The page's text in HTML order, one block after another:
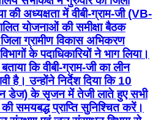
की अध्यक्षता में वीबी-ग्राम-जी (VB-
योजनाओं की समीक्षा बैठक
ग्रामीण विकास अभिकरण
के पदाधिकारियों ने भाग लिया।
कि वीबी-ग्राम-जी का लीन
है। उन्होंने निर्देश दिया कि 10
डेज) के सृजन में तेजी लाते हुए सभी
की समयबद्ध प्राप्ति सुनिश्चित करें।